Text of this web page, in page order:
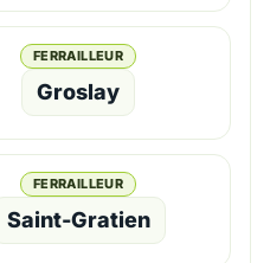
FERRAILLEUR
Groslay
FERRAILLEUR
Saint-Gratien